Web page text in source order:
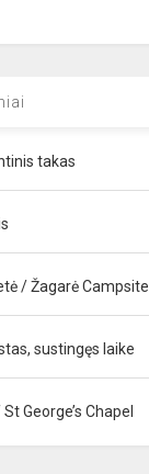
takas
/ Žagarė Campsite
sustingęs laike
George’s Chapel